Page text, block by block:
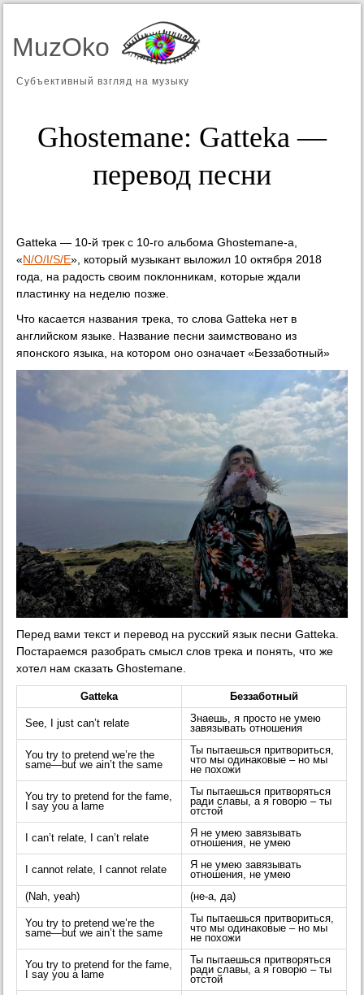
MuzOko
Субъективный взгляд на музыку
Ghostemane: Gatteka —
перевод песни
Gatteka — 10-й трек с 10-го альбома Ghostemane-а,
«N/O/I/S/E», который музыкант выложил 10 октября 2018
года, на радость своим поклонникам, которые ждали
пластинку на неделю позже.
Что касается названия трека, то слова Gatteka нет в
английском языке. Название песни заимствовано из
японского языка, на котором оно означает «Беззаботный»
Перед вами текст и перевод на русский язык песни Gatteka.
Постараемся разобрать смысл слов трека и понять, что же
хотел нам сказать Ghostemane.
Gatteka Беззаботный
See, I just can’t relate
Знаешь, я просто не умею
завязывать отношения
You try to pretend we’re the
same—but we ain’t the same
Ты пытаешься притвориться,
что мы одинаковые – но мы
не похожи
You try to pretend for the fame,
I say you a lame
Ты пытаешься притворяться
ради славы, а я говорю – ты
отстой
I can’t relate, I can’t relate
Я не умею завязывать
отношения, не умею
I cannot relate, I cannot relate
Я не умею завязывать
отношения, не умею
(Nah, yeah)
(не-а, да)
You try to pretend we’re the
same—but we ain’t the same
Ты пытаешься притвориться,
что мы одинаковые – но мы
не похожи
You try to pretend for the fame,
I say you a lame
Ты пытаешься притворяться
ради славы, а я говорю – ты
отстой